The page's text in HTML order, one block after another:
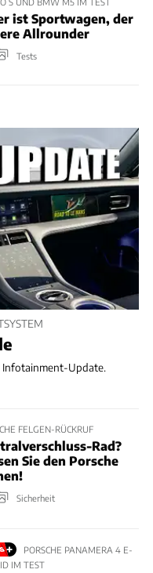
ist Sportwagen, der
Allrounder
Tests
Infotainment-Update.
FELGEN-RÜCKRUF
Rad?
Sie den Porsche
Sicherheit
PORSCHE PANAMERA 4 E-
IM TEST